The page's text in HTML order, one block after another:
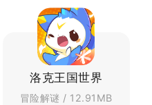
洛克王国世界
冒险解谜 / 12.91MB